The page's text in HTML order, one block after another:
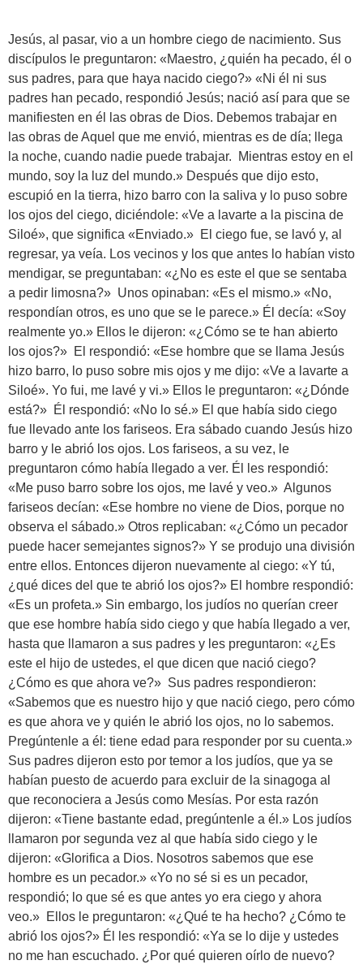
Jesús, al pasar, vio a un hombre ciego de nacimiento. Sus
discípulos le preguntaron: «Maestro, ¿quién ha pecado, él o
sus padres, para que haya nacido ciego?» «Ni él ni sus
padres han pecado, respondió Jesús; nació así para que se
manifiesten en él las obras de Dios. Debemos trabajar en
las obras de Aquel que me envió, mientras es de día; llega
la noche, cuando nadie puede trabajar. Mientras estoy en el
mundo, soy la luz del mundo.» Después que dijo esto,
escupió en la tierra, hizo barro con la saliva y lo puso sobre
los ojos del ciego, diciéndole: «Ve a lavarte a la piscina de
Siloé», que significa «Enviado.» El ciego fue, se lavó y, al
regresar, ya veía. Los vecinos y los que antes lo habían visto
mendigar, se preguntaban: «¿No es este el que se sentaba
a pedir limosna?» Unos opinaban: «Es el mismo.» «No,
respondían otros, es uno que se le parece.» Él decía: «Soy
realmente yo.» Ellos le dijeron: «¿Cómo se te han abierto
los ojos?» El respondió: «Ese hombre que se llama Jesús
hizo barro, lo puso sobre mis ojos y me dijo: «Ve a lavarte a
Siloé». Yo fui, me lavé y vi.» Ellos le preguntaron: «¿Dónde
está?» Él respondió: «No lo sé.» El que había sido ciego
fue llevado ante los fariseos. Era sábado cuando Jesús hizo
barro y le abrió los ojos. Los fariseos, a su vez, le
preguntaron cómo había llegado a ver. Él les respondió:
«Me puso barro sobre los ojos, me lavé y veo.» Algunos
fariseos decían: «Ese hombre no viene de Dios, porque no
observa el sábado.» Otros replicaban: «¿Cómo un pecador
puede hacer semejantes signos?» Y se produjo una división
entre ellos. Entonces dijeron nuevamente al ciego: «Y tú,
¿qué dices del que te abrió los ojos?» El hombre respondió:
«Es un profeta.» Sin embargo, los judíos no querían creer
que ese hombre había sido ciego y que había llegado a ver,
hasta que llamaron a sus padres y les preguntaron: «¿Es
este el hijo de ustedes, el que dicen que nació ciego?
¿Cómo es que ahora ve?» Sus padres respondieron:
«Sabemos que es nuestro hijo y que nació ciego, pero cómo
es que ahora ve y quién le abrió los ojos, no lo sabemos.
Pregúntenle a él: tiene edad para responder por su cuenta.»
Sus padres dijeron esto por temor a los judíos, que ya se
habían puesto de acuerdo para excluir de la sinagoga al
que reconociera a Jesús como Mesías. Por esta razón
dijeron: «Tiene bastante edad, pregúntenle a él.» Los judíos
llamaron por segunda vez al que había sido ciego y le
dijeron: «Glorifica a Dios. Nosotros sabemos que ese
hombre es un pecador.» «Yo no sé si es un pecador,
respondió; lo que sé es que antes yo era ciego y ahora
veo.» Ellos le preguntaron: «¿Qué te ha hecho? ¿Cómo te
abrió los ojos?» Él les respondió: «Ya se lo dije y ustedes
no me han escuchado. ¿Por qué quieren oírlo de nuevo?